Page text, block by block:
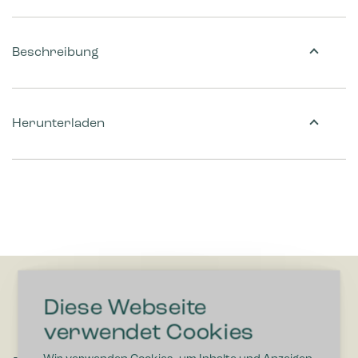
Diese Webseite
verwendet Cookies
Beschreibung
Herunterladen